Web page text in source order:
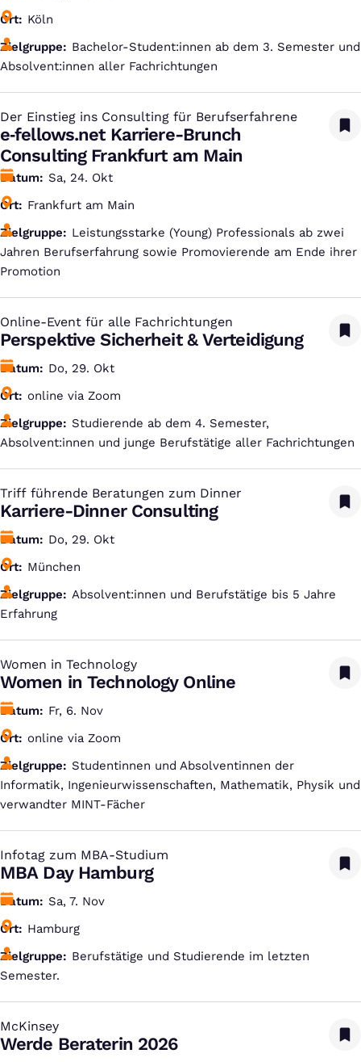
Ort
Köln
Zielgruppe
Bachelor-Student:innen ab dem 3. Semester und
Absolvent:innen aller Fachrichtungen
Der Einstieg ins Consulting für Berufserfahrene
:
e‑fellows.net Karriere-Brunch
Consulting Frankfurt am Main
Datum
Sa, 24. Okt
Ort
Frankfurt am Main
Zielgruppe
Leistungsstarke (Young) Professionals ab zwei
Jahren Berufserfahrung sowie Promovierende am Ende ihrer
Promotion
Online-Event für alle Fachrichtungen
:
Perspektive Sicherheit & Verteidigung
Datum
Do, 29. Okt
Ort
online via Zoom
Zielgruppe
Studierende ab dem 4. Semester,
Absolvent:innen und junge Berufstätige aller Fachrichtungen
Triff führende Beratungen zum Dinner
:
Karriere-Dinner Consulting
Datum
Do, 29. Okt
Ort
München
Zielgruppe
Absolvent:innen und Berufstätige bis 5 Jahre
Erfahrung
Women in Technology
:
Women in Technology Online
Datum
Fr, 6. Nov
Ort
online via Zoom
Zielgruppe
Studentinnen und Absolventinnen der
Informatik, Ingenieurwissenschaften, Mathematik, Physik und
verwandter MINT-Fächer
Infotag zum MBA-Studium
:
MBA Day Hamburg
Datum
Sa, 7. Nov
Ort
Hamburg
Zielgruppe
Berufstätige und Studierende im letzten
Semester.
McKinsey
:
Werde Beraterin 2026